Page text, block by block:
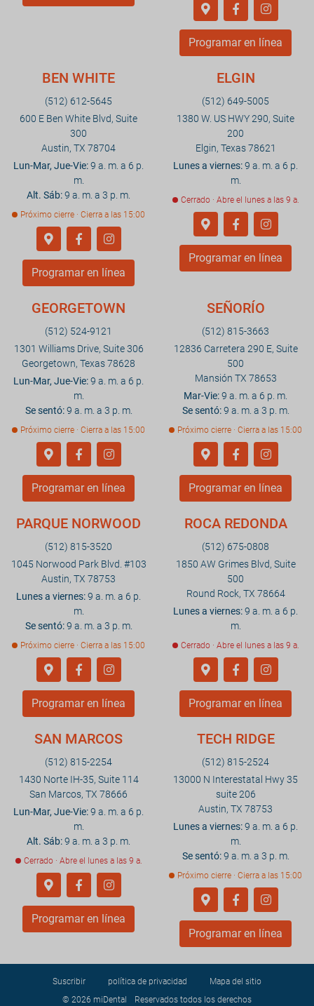
Programar en línea
BEN WHITE
(512) 612-5645
600 E Ben White Blvd, Suite
300
Austin, TX 78704
Lun-Mar, Jue-Vie:9 a. m. a 6 p.
m.
Alt. Sáb:9 a. m. a 3 p. m.
Próximo cierre · Cierra a las 15:00
Programar en línea
ELGIN
(512) 649-5005
1380 W. US HWY 290, Suite
200
Elgin, Texas 78621
Lunes a viernes:9 a. m. a 6 p.
m.
Cerrado · Abre el lunes a las 9 a.
Programar en línea
GEORGETOWN
(512) 524-9121
1301 Williams Drive, Suite 306
Georgetown, Texas 78628
Lun-Mar, Jue-Vie:9 a. m. a 6 p.
m.
Se sentó:9 a. m. a 3 p. m.
Próximo cierre · Cierra a las 15:00
Programar en línea
SEÑORÍO
(512) 815-3663
12836 Carretera 290 E, Suite
500
Mansión TX 78653
Mar-Vie:9 a. m. a 6 p. m.
Se sentó:9 a. m. a 3 p. m.
Próximo cierre · Cierra a las 15:00
Programar en línea
PARQUE NORWOOD
(512) 815-3520
1045 Norwood Park Blvd. #103
Austin, TX 78753
Lunes a viernes:9 a. m. a 6 p.
m.
Se sentó:9 a. m. a 3 p. m.
Próximo cierre · Cierra a las 15:00
Programar en línea
ROCA REDONDA
(512) 675-0808
1850 AW Grimes Blvd, Suite
500
Round Rock, TX 78664
Lunes a viernes:9 a. m. a 6 p.
m.
Cerrado · Abre el lunes a las 9 a.
Programar en línea
SAN MARCOS
(512) 815-2254
1430 Norte IH-35, Suite 114
San Marcos, TX 78666
Lun-Mar, Jue-Vie:9 a. m. a 6 p.
m.
Alt. Sáb:9 a. m. a 3 p. m.
Cerrado · Abre el lunes a las 9 a.
Programar en línea
TECH RIDGE
(512) 815-2524
13000 N Interestatal Hwy 35
suite 206
Austin, TX 78753
Lunes a viernes:9 a. m. a 6 p.
m.
Se sentó:9 a. m. a 3 p. m.
Próximo cierre · Cierra a las 15:00
Programar en línea
© 2026 miDental Reservados todos los derechos
Suscribir política de privacidad Mapa del sitio